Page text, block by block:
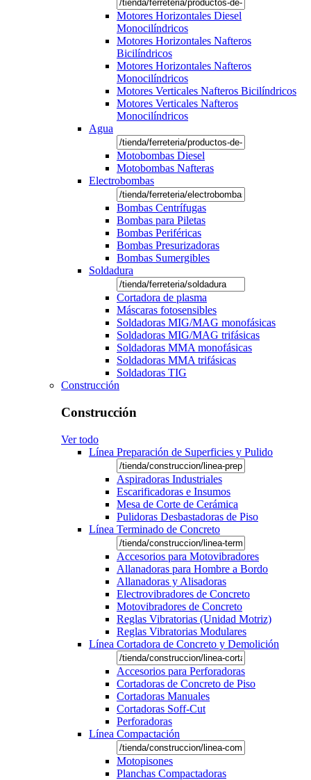
Motores Horizontales Diesel
Monocilíndricos
Motores Horizontales Nafteros
Bicilíndricos
Motores Horizontales Nafteros
Monocilíndricos
Motores Verticales Nafteros Bicilíndricos
Motores Verticales Nafteros
Monocilíndricos
Agua
Motobombas Diesel
Motobombas Nafteras
Electrobombas
Bombas Centrífugas
Bombas para Piletas
Bombas Periféricas
Bombas Presurizadoras
Bombas Sumergibles
Soldadura
Cortadora de plasma
Máscaras fotosensibles
Soldadoras MIG/MAG monofásicas
Soldadoras MIG/MAG trifásicas
Soldadoras MMA monofásicas
Soldadoras MMA trifásicas
Soldadoras TIG
Construcción
Construcción
Ver todo
Línea Preparación de Superficies y Pulido
Aspiradoras Industriales
Escarificadoras e Insumos
Mesa de Corte de Cerámica
Pulidoras Desbastadoras de Piso
Línea Terminado de Concreto
Accesorios para Motovibradores
Allanadoras para Hombre a Bordo
Allanadoras y Alisadoras
Electrovibradores de Concreto
Motovibradores de Concreto
Reglas Vibratorias (Unidad Motriz)
Reglas Vibratorias Modulares
Línea Cortadora de Concreto y Demolición
Accesorios para Perforadoras
Cortadoras de Concreto de Piso
Cortadoras Manuales
Cortadoras Soff-Cut
Perforadoras
Línea Compactación
Motopisones
Planchas Compactadoras